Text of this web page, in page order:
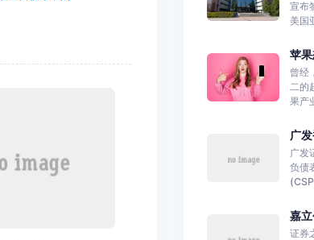
宣布
美国
苹
曾经
二的
果产
广
广发
负债
嘉
证券